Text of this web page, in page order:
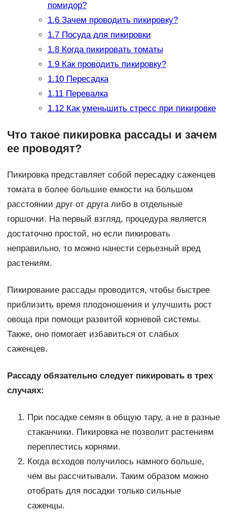
помидор?
1.6Зачем проводить пикировку?
1.7Посуда для пикировки
1.8Когда пикировать томаты
1.9Как проводить пикировку?
1.10Пересадка
1.11Перевалка
1.12Как уменьшить стресс при пикировке
Что такое пикировка рассады и зачем
ее проводят?
Пикировка представляет собой пересадку саженцев
томата в более большие емкости на большом
расстоянии друг от друга либо в отдельные
горшочки. На первый взгляд, процедура является
достаточно простой, но если пикировать
неправильно, то можно нанести серьезный вред
растениям.
Пикирование рассады проводится, чтобы быстрее
приблизить время плодоношения и улучшить рост
овоща при помощи развитой корневой системы.
Также, оно помогает избавиться от слабых
саженцев.
Рассаду обязательно следует пикировать в трех
случаях:
При посадке семян в общую тару, а не в разные
стаканчики. Пикировка не позволит растениям
переплестись корнями.
Когда всходов получилось намного больше,
чем вы рассчитывали. Таким образом можно
отобрать для посадки только сильные
саженцы.